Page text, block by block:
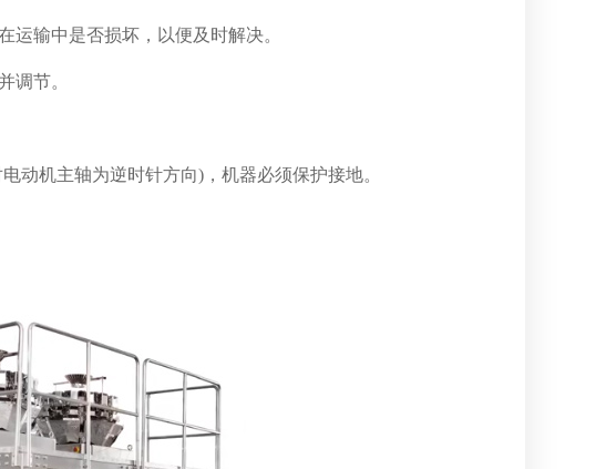
运输中是否损坏，以便及时解决。
调节。
动机主轴为逆时针方向)，机器必须保护接地。